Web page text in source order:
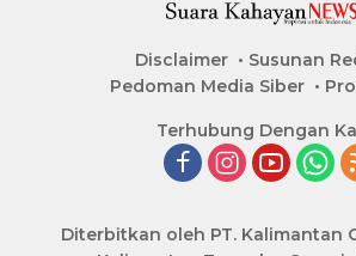
Disclaimer
Susunan
Pedoman Media Siber
Terhubung Dengan
Diterbitkan oleh PT. Kalimantan